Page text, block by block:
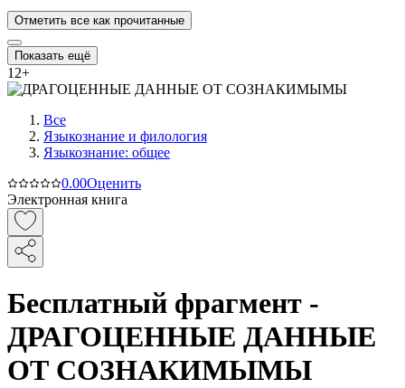
Отметить все как прочитанные
Показать ещё
12+
Все
Языкознание и филология
Языкознание: общее
0.00Оценить
Электронная книга
Бесплатный фрагмент -
ДРАГОЦЕННЫЕ ДАННЫЕ
ОТ СОЗНАКИМЫМЫ